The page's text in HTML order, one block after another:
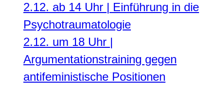
2.12. ab 14 Uhr | Einführung in die
Psychotraumatologie
2.12. um 18 Uhr |
Argumentationstraining gegen
antifeministische Positionen